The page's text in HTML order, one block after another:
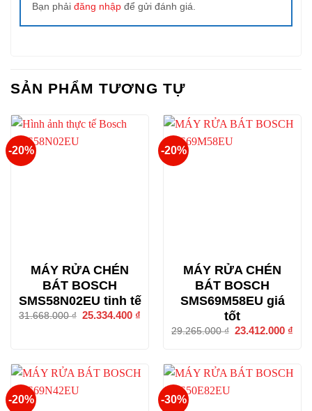
Bạn phải đăng nhập để gửi đánh giá.
SẢN PHẨM TƯƠNG TỰ
-20%
MÁY RỬA CHÉN
BÁT BOSCH
SMS58N02EU tinh tế
31.668.000₫ Giá
25.334.400 ₫
-20%
MÁY RỬA CHÉN
BÁT BOSCH
SMS69M58EU giá
tốt
29.265.000₫ Giá
23.412.000 ₫
-20% -30%